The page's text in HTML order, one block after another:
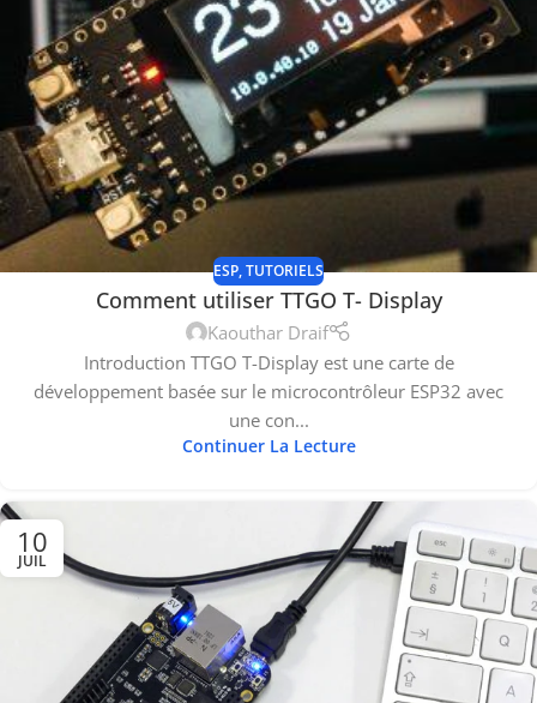
ESP,TUTORIELS
Comment utiliser TTGO T- Display
Kaouthar Draif
Introduction TTGO T-Display est une carte de
développement basée sur le microcontrôleur ESP32 avec
une con...
Continuer La Lecture
10
JUIL